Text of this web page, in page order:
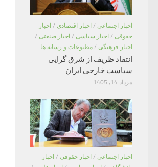
اخبار اجتماعی / اخبار اقتصادی / اخبار
حقوقی / اخبار سیاسی / اخبار صنعتی /
اخبار فرهنگی / مطبوعات و رسانه ها
انتقاد ظریف از شرق گرایی
سیاست خارجی ایران
مرداد 14, 1405
اخبار اجتماعی / اخبار حقوقی / اخبار